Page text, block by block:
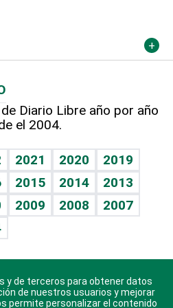
Diario Libre año por año
el 2004.
2021 2020
2019
2015 2014
2013
2009 2008
2007
para Android, iOS y
Huawei.
y de terceros para obtener datos
de nuestros usuarios y mejorar
permite personalizar el contenido